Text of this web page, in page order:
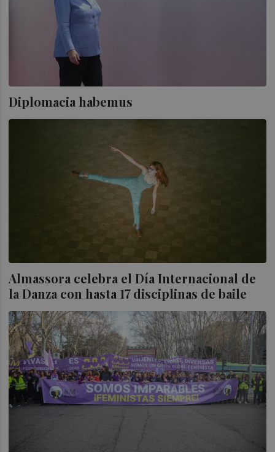
Diplomacia habemus
Almassora celebra el Día Internacional de
la Danza con hasta 17 disciplinas de baile